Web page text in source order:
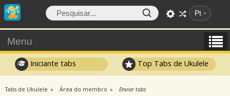
Pt
Menu
Iniciante tabs Top Tabs de Ukulele
Tabs de Ukulele Área do membro Enviar tabs